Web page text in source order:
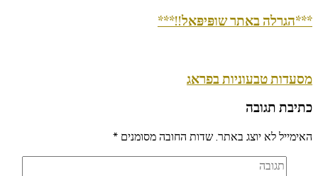
***הגרלה באתר שופּיפּאל!!***
מסעדות טבעוניות בפראג
כתיבת תגובה
האימייל לא יוצג באתר.שדות החובה מסומנים *